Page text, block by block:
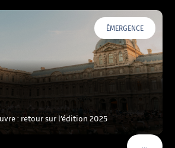
ÉMERGENCE
: retour sur l’édition 2025
…